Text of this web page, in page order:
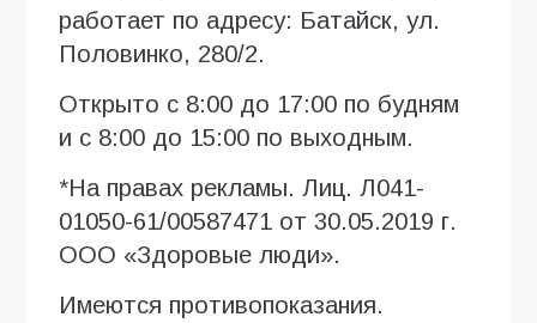
работает по адресу: Батайск, ул.
Половинко, 280/2.
Открыто с 8:00 до 17:00 по будням
и с 8:00 до 15:00 по выходным.
*На правах рекламы. Лиц. Л041-
01050-61/00587471 от 30.05.2019 г.
ООО «Здоровые люди».
Имеются противопоказания.